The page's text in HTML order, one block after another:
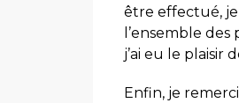
être effectué, je
l’ensemble
j’ai eu le plaisir
Enfin, je